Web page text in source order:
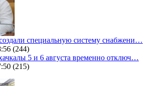
специальную систему снабжени…
(244)
5 и 6 августа временно отключ…
(215)